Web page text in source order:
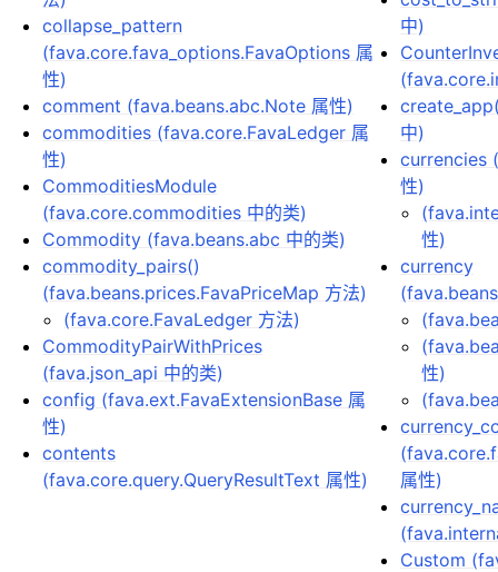
collapse_pattern
(fava.core.fava_options.FavaOptions 属
性)
comment (fava.beans.abc.Note 属性)
commodities (fava.core.FavaLedger 属
性)
CommoditiesModule
(fava.core.commodities 中的类)
Commodity (fava.beans.abc 中的类)
commodity_pairs()
(fava.beans.prices.FavaPriceMap 方法)
(fava.core.FavaLedger 方法)
CommodityPairWithPrices
(fava.json_api 中的类)
config (fava.ext.FavaExtensionBase 属
性)
contents
(fava.core.query.QueryResultText 属性)
中)
中)
currencies
性)
性)
currency
性)
属性)
Custom